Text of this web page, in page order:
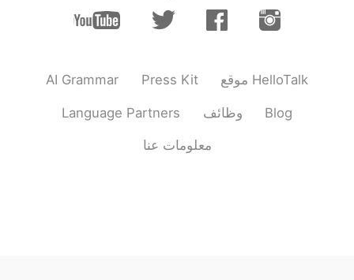
AI Grammar Press Kit موقع HelloTalk
Language Partners وظائف Blog
معلومات عنا